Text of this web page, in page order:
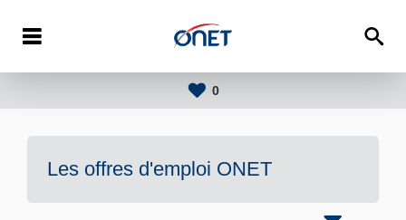
0
Les offres d'emploi ONET